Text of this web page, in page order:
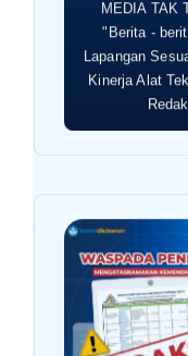
MEDIA TAK
"Berita -
Lapangan
Kinerja Alat